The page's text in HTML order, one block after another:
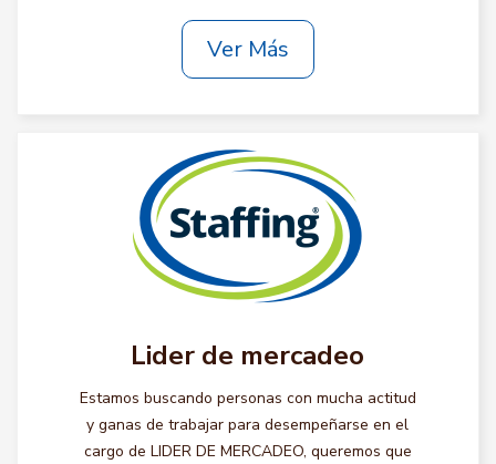
Ver Más
Lider de mercadeo
Estamos buscando personas con mucha actitud
y ganas de trabajar para desempeñarse en el
cargo de LIDER DE MERCADEO, queremos que